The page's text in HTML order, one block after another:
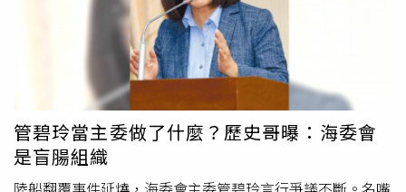
來、以數字呈現事實」，由民意調查專家與相關學者組成分
析團隊，將科技大數據與傳統調查結合，建立基礎數據與分
析樣本，反映事件真實樣態，主要服務項目則為民意調查、
未來事件預測、策略分析與評估，其公布的民調數據卻往往
讓人「耳目一新」。2022年7月13日，雨晴民調公布數據，
顯示民進黨台北市長參選人、衛福部長陳時中以25.8%支持
度領先蔣萬安，被當時群嘲為「沖喜數字」，更弔詭的是，
雨晴指標在當年7月27日才核准設立，「護主」心態昭然若
管碧玲當主委做了什麼？歷史哥曝：海委會
是盲腸組織